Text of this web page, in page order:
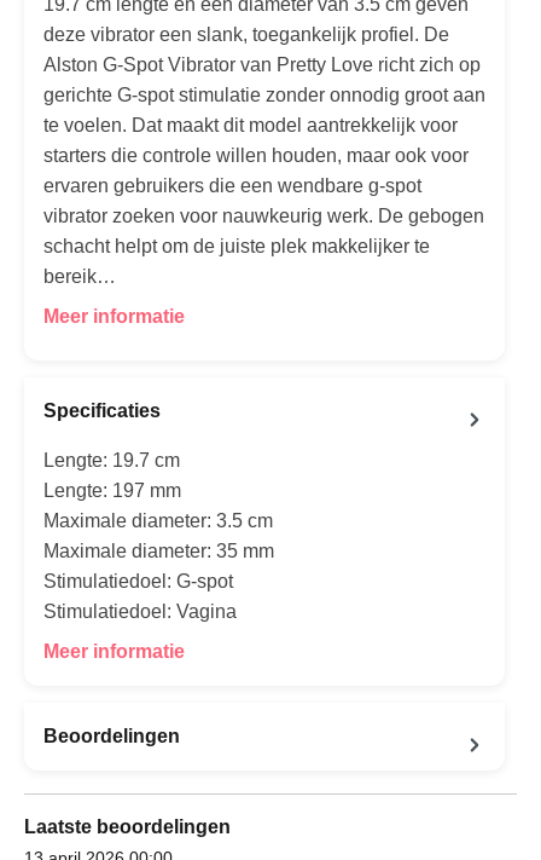
19.7 cm lengte en een diameter van 3.5 cm geven
deze vibrator een slank, toegankelijk profiel. De
Alston G-Spot Vibrator van Pretty Love richt zich op
gerichte G-spot stimulatie zonder onnodig groot aan
te voelen. Dat maakt dit model aantrekkelijk voor
starters die controle willen houden, maar ook voor
ervaren gebruikers die een wendbare g-spot
vibrator zoeken voor nauwkeurig werk. De gebogen
schacht helpt om de juiste plek makkelijker te
bereik…
Meer informatie
Specificaties
Lengte: 19.7 cm
Lengte: 197 mm
Maximale diameter: 3.5 cm
Maximale diameter: 35 mm
Stimulatiedoel: G-spot
Stimulatiedoel: Vagina
Meer informatie
Beoordelingen
Laatste beoordelingen